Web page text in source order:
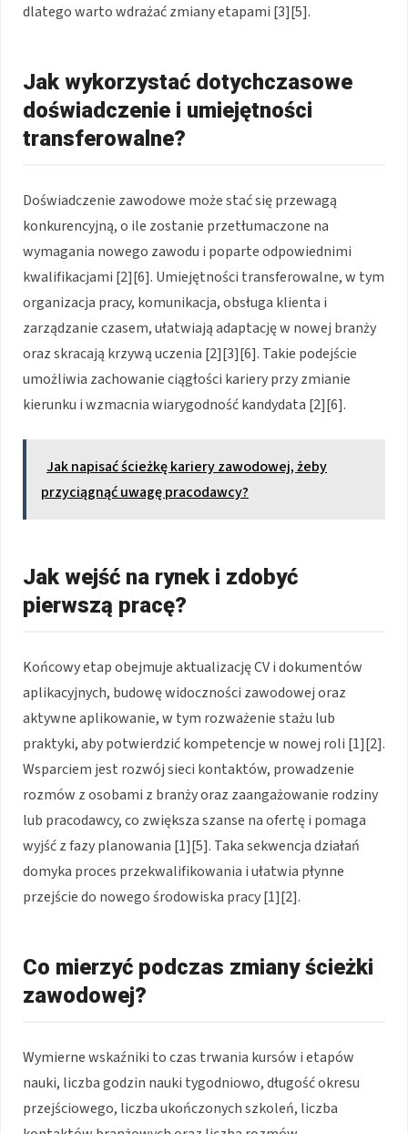
dlatego warto wdrażać zmiany etapami [3][5].
Jak wykorzystać dotychczasowe
doświadczenie i umiejętności
transferowalne?
Doświadczenie zawodowe może stać się przewagą
konkurencyjną, o ile zostanie przetłumaczone na
wymagania nowego zawodu i poparte odpowiednimi
kwalifikacjami [2][6]. Umiejętności transferowalne, w tym
organizacja pracy, komunikacja, obsługa klienta i
zarządzanie czasem, ułatwiają adaptację w nowej branży
oraz skracają krzywą uczenia [2][3][6]. Takie podejście
umożliwia zachowanie ciągłości kariery przy zmianie
kierunku i wzmacnia wiarygodność kandydata [2][6].
Jak napisać ścieżkę kariery zawodowej, żeby
przyciągnąć uwagę pracodawcy?
Jak wejść na rynek i zdobyć
pierwszą pracę?
Końcowy etap obejmuje aktualizację CV i dokumentów
aplikacyjnych, budowę widoczności zawodowej oraz
aktywne aplikowanie, w tym rozważenie stażu lub
praktyki, aby potwierdzić kompetencje w nowej roli [1][2].
Wsparciem jest rozwój sieci kontaktów, prowadzenie
rozmów z osobami z branży oraz zaangażowanie rodziny
lub pracodawcy, co zwiększa szanse na ofertę i pomaga
wyjść z fazy planowania [1][5]. Taka sekwencja działań
domyka proces przekwalifikowania i ułatwia płynne
przejście do nowego środowiska pracy [1][2].
Co mierzyć podczas zmiany ścieżki
zawodowej?
Wymierne wskaźniki to czas trwania kursów i etapów
nauki, liczba godzin nauki tygodniowo, długość okresu
przejściowego, liczba ukończonych szkoleń, liczba